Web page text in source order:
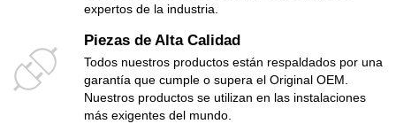
expertos de la industria.
Piezas de Alta Calidad
Todos nuestros productos están respaldados por una
garantía que cumple o supera el Original OEM.
Nuestros productos se utilizan en las instalaciones
más exigentes del mundo.